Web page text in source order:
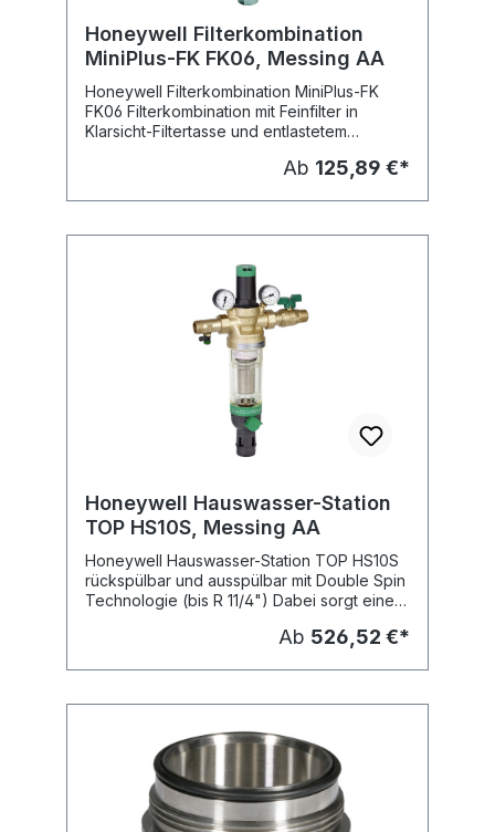
Honeywell Filterkombination
MiniPlus-FK FK06, Messing AA
Honeywell Filterkombination MiniPlus-FK
FK06 Filterkombination mit Feinfilter in
Klarsicht-Filtertasse und entlastetem
Gruppe I, ohne Auflage Gehäuse aus
hochwertigem Kunststoff Feinsieb aus
elastischen, kerbfesten und
alterungsbeständigen Elastomeren Gehäuse
beiderseits mit Manometeranschluss G 1/4".
DIN/DVGW-geprüft. Druck-Bereich: 1,5 - 6
bar Stat. Druck: PN16 Filterfeinheit: 100 mym
Anschluss: beidseitig mit Überwurf-
Verschraubungen, Aussengewindetülle
Fabrikat: Honeywell Typ: FK06 Lieferbare
Dimensionen: Typ: FK06-1/2AA, Nennweite:
DN 15 (1/2") FK06-3/4AA, Nennweite: DN 20
Ab 125,89 €*
Honeywell Hauswasser-Station
TOP HS10S, Messing AA
Honeywell Hauswasser-Station TOP HS10S
rückspülbar und ausspülbar mit Double Spin
Technologie (bis R 11/4") Dabei sorgt eine
erstmals für die gleichzeitige Reinigung von
Rückspülung des gesamten Filterbereichs
gelungen was die Armaturen deshalb
besonders wartungsarm macht. Die Double
Spin Technik erzielt ein effektives und
hygienisches Filterergebnis. Sie ermöglicht
eine gründliche Ausspülung von
Ab 526,52 €*